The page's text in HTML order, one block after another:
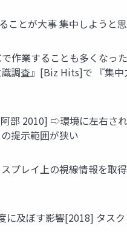
ことが大事 集中しよう
作業することも多くな
調査』[Biz Hits]で 『集
部 2010] ⇨環境に左右さ
提示範囲が狭い
プレイ上の視線情報を取
及ぼす影響[2018] タス